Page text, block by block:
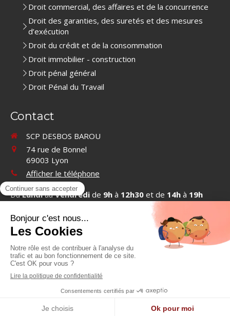
Droit commercial, des affaires et de la concurrence
Droit des garanties, des suretés et des mesures
d’exécution
Droit du crédit et de la consommation
Droit immobilier - construction
Droit pénal général
Droit Pénal du Travail
Contact
SCP DESBOS BAROU
74 rue de Bonnel
69003 Lyon
Afficher le téléphone
DuLundiauVendredi de 9h à 12h30 et de 14h à 19h
Contacter SCP DESBOS BAROU
©2019 SCP DESBOS BAROU - Cabinet d'avocats à Lyon
Mentions légales
Création et référencement du site par Simplébo